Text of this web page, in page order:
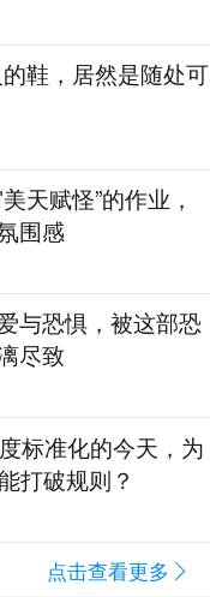
鞋，居然是随处可
天赋怪”的作业，
围感
与恐惧，被这部恐
尽致
标准化的今天，为
打破规则？
点击查看更多